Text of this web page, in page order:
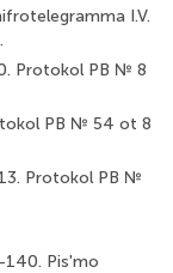
I.V.
Protokol PB № 8
PB № 54 ot 8
13. Protokol PB №
140. Pis'mo